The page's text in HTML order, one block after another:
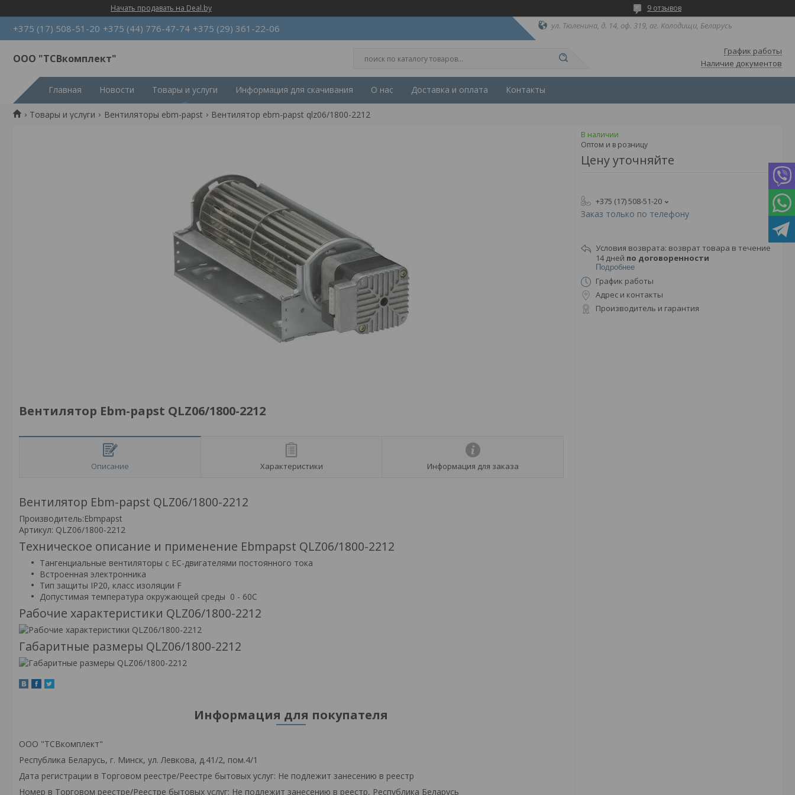
Начать продавать на Deal.by 9 отзывов
+375 (17) 508-51-20 +375 (44) 776-47-74 +375 (29) 361-22-06 ул. Тюленина, д. 14, оф. 319, аг. Колодищи, Беларусь
ООО "ТСВкомплект"
График работы
Наличие документов
Главная Новости Товары и услуги Информация для скачивания О нас Доставка и оплата Контакты
Товары и услуги Вентиляторы ebm-papst Вентилятор ebm-papst qlz06/1800-2212
Вентилятор Ebm-papst QLZ06/1800-2212
Описание Характеристики Информация для заказа
Вентилятор Ebm-papst QLZ06/1800-2212
Производитель:Ebmpapst
Артикул: QLZ06/1800-2212
Техническое описание и применение Ebmpapst QLZ06/1800-2212
Тангенциальные вентиляторы с ЕС-двигателями постоянного тока
Встроенная электронника
Тип защиты IP20, класс изоляции F
Допустимая температура окружающей среды 0 - 60C
Рабочие характеристики QLZ06/1800-2212
Габаритные размеры QLZ06/1800-2212
Информация для покупателя
ООО "ТСВкомплект"
Республика Беларусь, г. Минск, ул. Левкова, д.41/2, пом.4/1
Дата регистрации в Торговом реестре/Реестре бытовых услуг: Не подлежит занесению в реестр
Номер в Торговом реестре/Реестре бытовых услуг: Не подлежит занесению в реестр, Республика Беларусь
В наличии
Оптом и в розницу
Цену уточняйте
+375 (17) 508-51-20
Заказ только по телефону
возврат товара в течение
14 дней по договоренности
Подробнее
График работы
Адрес и контакты
Производитель и гарантия